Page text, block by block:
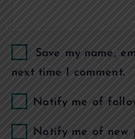
Save my name,
next time I comment.
Notify me of
Notify me of new